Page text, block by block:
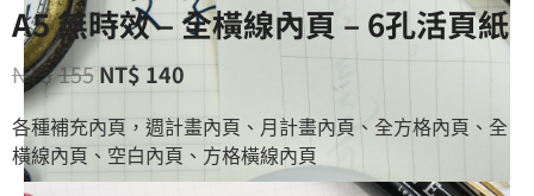
A5 無時效 – 全橫線內頁 – 6孔活頁紙
NT$155 NT$ 140
各種補充內頁，週計畫內頁、月計畫內頁、全方格內頁、全
橫線內頁、空白內頁、方格橫線內頁